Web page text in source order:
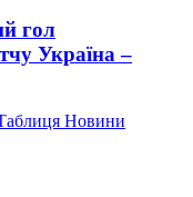
гол
Україна –
Новини